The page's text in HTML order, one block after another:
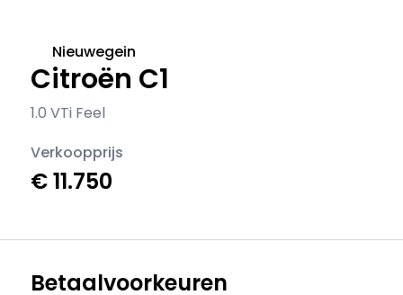
Citroën C1
1.0 VTi Feel
Nieuwegein
Verkoopprijs
€ 11.750
Betaalvoorkeuren